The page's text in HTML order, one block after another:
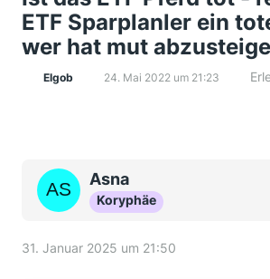
ETF Sparplanler ein
wer hat mut
Elgob 24. Mai 2022 um 21:23
Asna
Koryphäe
31. Januar 2025 um 21:50